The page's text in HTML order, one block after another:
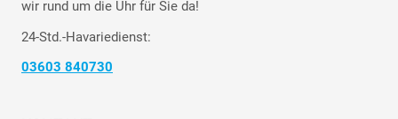
wir rund um die Uhr für Sie da!
24-Std.-Havariedienst:
03603 840730